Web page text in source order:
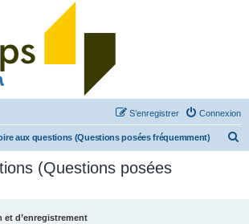
Connexion
S’enregistrer
aux questions (Questions posées fréquemment)
(Questions posées
et d’enregistrement